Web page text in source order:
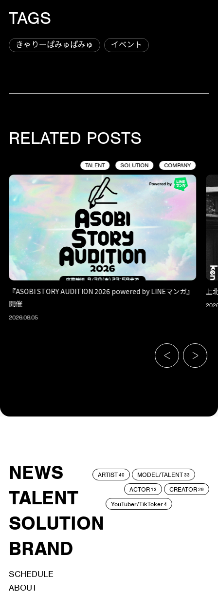
TAGS
きゃりーぱみゅぱみゅ イベント
RELATED POSTS
TALENT SOLUTION COMPANY
『ASOBI STORY AUDITION 2026 powered by LINEマンガ』
開催
2026.08.05
上
NEWS
TALENT
SOLUTION
BRAND
ARTIST40 MODEL/TALENT33
ACTOR 13 CREATOR29
YouTuber/TikToker4
SCHEDULE
ABOUT